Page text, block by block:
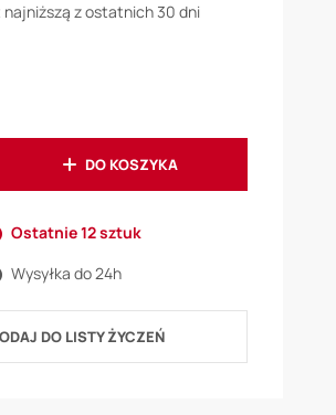
z ostatnich 30 dni
DO KOSZYKA
Ostatnie 12 sztuk
Wysyłka do 24h
DO LISTY ŻYCZEŃ